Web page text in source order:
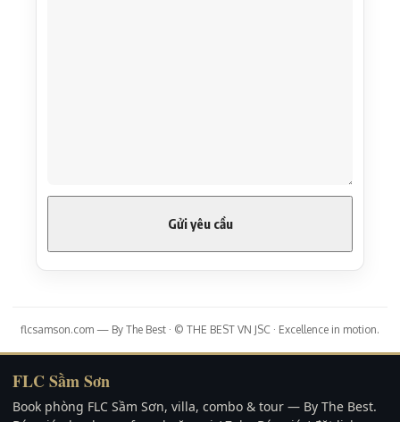
flcsamson.com — By The Best · © THE BEST VN JSC · Excellence in motion.
FLC Sầm Sơn
Book phòng FLC Sầm Sơn, villa, combo & tour — By The Best.